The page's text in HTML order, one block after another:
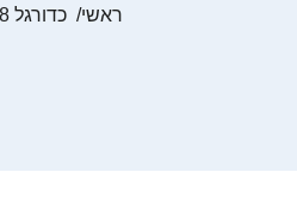
ראשי כדורגל Cup 26-28